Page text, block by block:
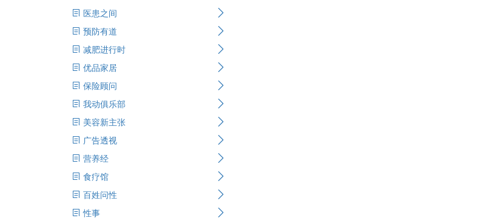
医患之间
预防有道
减肥进行时
优品家居
保险顾问
我动俱乐部
美容新主张
广告透视
营养经
食疗馆
百姓问性
性事